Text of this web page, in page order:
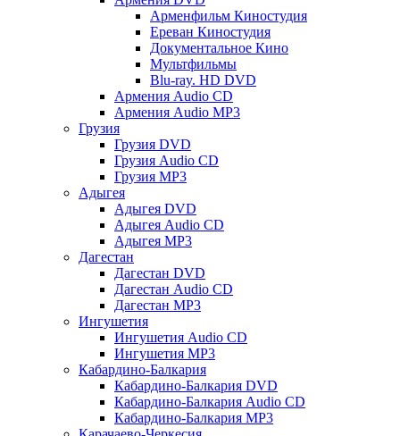
Арменфильм Киностудия
Ереван Киностудия
Документальное Кино
Мультфильмы
Blu-ray. HD DVD
Армения Audio CD
Армения Audio MP3
Грузия
Грузия DVD
Грузия Audio CD
Грузия MP3
Адыгея
Адыгея DVD
Адыгея Audio CD
Адыгея MP3
Дагестан
Дагестан DVD
Дагестан Audio CD
Дагестан MP3
Ингушетия
Ингушетия Audio CD
Ингушетия MP3
Кабардино-Балкария
Кабардино-Балкария DVD
Кабардино-Балкария Audio CD
Кабардино-Балкария MP3